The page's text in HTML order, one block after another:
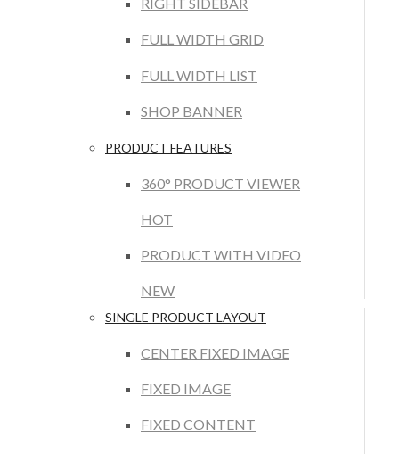
FULL WIDTH GRID
FULL WIDTH LIST
SHOP BANNER
PRODUCT FEATURES
360° PRODUCT VIEWER
HOT
PRODUCT WITH VIDEO
NEW
SINGLE PRODUCT LAYOUT
CENTER FIXED IMAGE
FIXED IMAGE
FIXED CONTENT